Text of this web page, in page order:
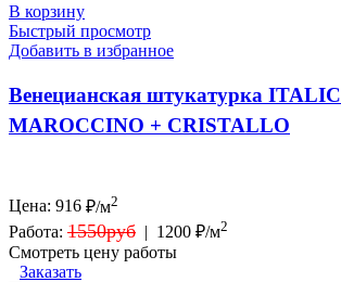
В корзину
Быстрый просмотр
Добавить в избранное
Венецианская штукатурка
MAROCCINO + CRISTALLO
Цена: 916 ₽/м2
Работа: 1550руб | 1200 ₽/м2
Смотреть цену работы
Заказать